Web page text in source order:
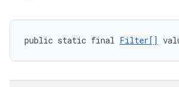
public static final Filter[]